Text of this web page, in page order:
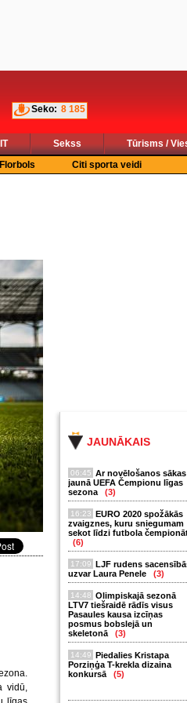
Seko: 8 185
Sekss
Tūrisms /
Florbols Citi sporta veidi
JAUNĀKAIS
06:45 Ar novēlošanos sākas
jaunā UEFA Čempionu līgas
sezona
(3)
16:23 EURO 2020 spožākās
zvaigznes, kuru sniegumam
sekot līdzi futbola
(6)
17:09 LJF rudens
uzvar Laura Penele
(3)
14:48 Olimpiskajā sezonā
LTV7 tiešraidē rādīs visus
Pasaules kausa izcīņas
posmus bobslejā un
skeletonā
(3)
14:49 Piedalies Kristapa
Porziņģa T-krekla dizaina
konkursā
(5)
vidū,